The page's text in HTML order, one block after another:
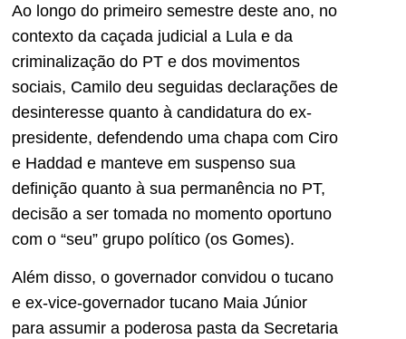
Ao longo do primeiro semestre deste ano, no
contexto da caçada judicial a Lula e da
criminalização do PT e dos movimentos
sociais, Camilo deu seguidas declarações de
desinteresse quanto à candidatura do ex-
presidente, defendendo uma chapa com Ciro
e Haddad e manteve em suspenso sua
definição quanto à sua permanência no PT,
decisão a ser tomada no momento oportuno
com o “seu” grupo político (os Gomes).
Além disso, o governador convidou o tucano
e ex-vice-governador tucano Maia Júnior
para assumir a poderosa pasta da Secretaria